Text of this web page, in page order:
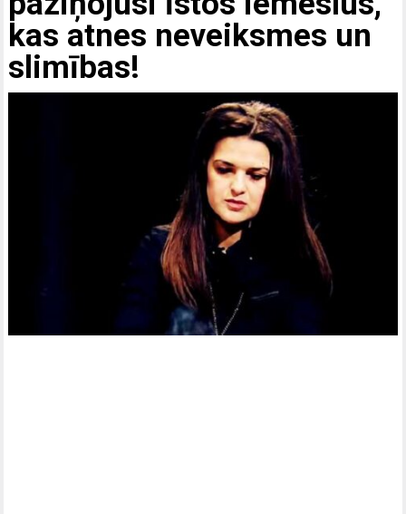
kas atnes neveiksmes un
slimības!